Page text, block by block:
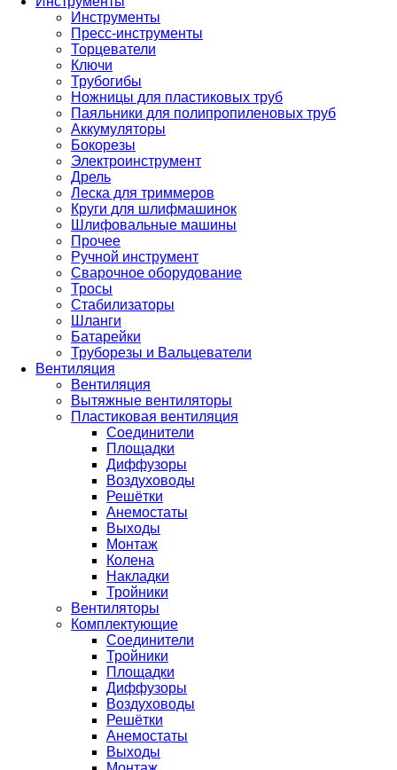
Инструменты
Пресс-инструменты
Торцеватели
Ключи
Трубогибы
Ножницы для пластиковых труб
Паяльники для полипропиленовых труб
Аккумуляторы
Бокорезы
Электроинструмент
Дрель
Леска для триммеров
Круги для шлифмашинок
Шлифовальные машины
Прочее
Ручной инструмент
Сварочное оборудование
Тросы
Стабилизаторы
Шланги
Батарейки
Труборезы и Вальцеватели
Вентиляция
Вентиляция
Вытяжные вентиляторы
Пластиковая вентиляция
Соединители
Площадки
Диффузоры
Воздуховоды
Решётки
Анемостаты
Выходы
Монтаж
Колена
Накладки
Тройники
Вентиляторы
Комплектующие
Соединители
Тройники
Площадки
Диффузоры
Воздуховоды
Решётки
Анемостаты
Выходы